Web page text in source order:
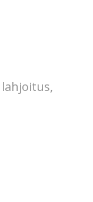
lahjoitus,